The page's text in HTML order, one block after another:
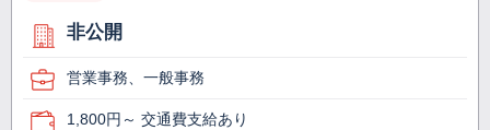
非公開
営業事務、一般事務
1,800円～ 交通費支給あり